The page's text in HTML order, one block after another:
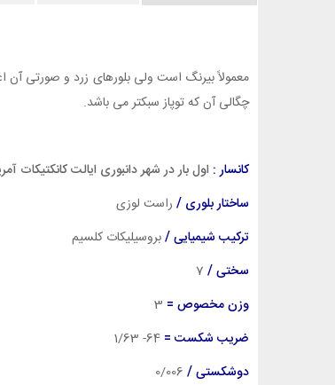
معمولاً بیرنگ است ولی بلورهای زرد و صورتی آن
چگالی آن که توپاز سبکتر می باشد.
کانسار : اول بار در شهر دانبوری ایالت کانکتیکات
ساختار بلوری / راست لوزی
ترکیب شیمیایی /بروسیلیکات کلسیم
سختی / 7
وزن مخصوص =
ضریب شکست =
دوشکستی /